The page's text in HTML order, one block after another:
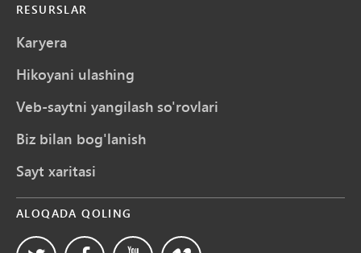
RESURSLAR
Karyera
Hikoyani ulashing
Veb-saytni yangilash so'rovlari
Biz bilan bog'lanish
Sayt xaritasi
ALOQADA QOLING